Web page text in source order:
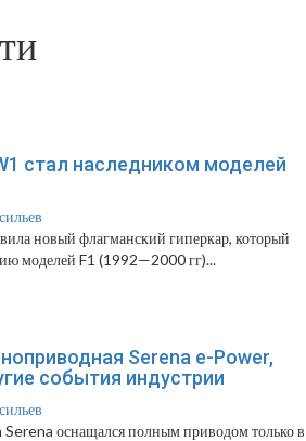
стал наследником моделей
новый флагманский гиперкар, который
моделей F1 (1992—2000 гг)...
Serena e-Power,
события индустрии
оснащался полным приводом только в